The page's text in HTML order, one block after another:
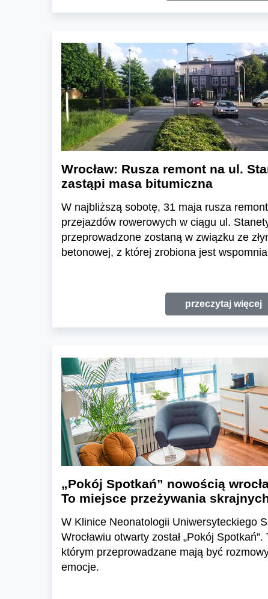
Wrocław: Rusza remont na ul.
zastąpi masa bitumiczna
W najbliższą sobotę, 31 maja rusza
przejazdów rowerowych w ciągu ul.
przeprowadzone zostaną w związku ze
betonowej, z której zrobiona jest
przeczytaj więcej
„Pokój Spotkań” nowością
To miejsce przeżywania
W Klinice Neonatologii Uniwersyteckiego
Wrocławiu otwarty został „Pokój
którym przeprowadzane mają być
emocje.